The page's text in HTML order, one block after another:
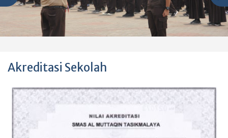
Akreditasi Sekolah